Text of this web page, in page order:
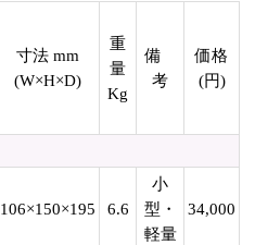
寸法 mm
(W×H×D)
重
量
Kg
備
考
価格
(円)
106×150×195 6.6
小
型・
軽量
34,000